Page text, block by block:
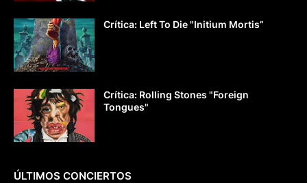
Crítica: Left To Die "Initium Mortis”
Crítica: Rolling Stones "Foreign
Tongues"
ÚLTIMOS CONCIERTOS